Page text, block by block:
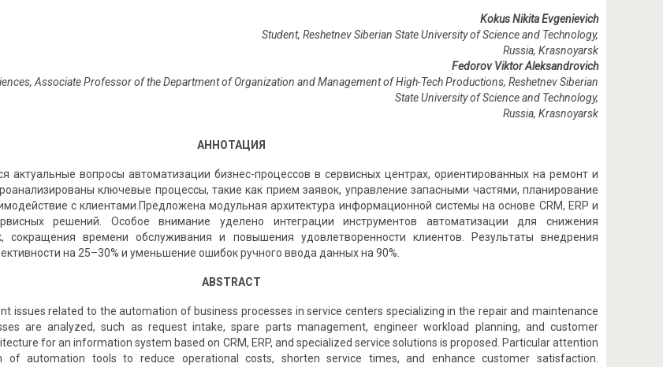
Kokus Nikita Evgenievich
Student, Reshetnev Siberian State University of Science and Technology,
Russia, Krasnoyarsk
Fedorov Viktor Aleksandrovich
Associate Professor of the Department of Organization and Management of High-Tech Productions, Reshetnev Siberian
State University of Science and Technology,
Russia, Krasnoyarsk
АННОТАЦИЯ
актуальные вопросы автоматизации бизнес-процессов в сервисных центрах, ориентированных на ремонт и
ключевые процессы, такие как прием заявок, управление запасными частями, планирование
с клиентами.Предложена модульная архитектура информационной системы на основе CRM, ERP и
решений. Особое внимание уделено интеграции инструментов автоматизации для снижения
сокращения времени обслуживания и повышения удовлетворенности клиентов. Результаты внедрения
на 25–30% и уменьшение ошибок ручного ввода данных на 90%.
ABSTRACT
issues related to the automation of business processes in service centers specializing in the repair and maintenance
are analyzed, such as request intake, spare parts management, engineer workload planning, and customer
for an information system based on CRM, ERP, and specialized service solutions is proposed. Particular attention
automation tools to reduce operational costs, shorten service times, and enhance customer satisfaction.